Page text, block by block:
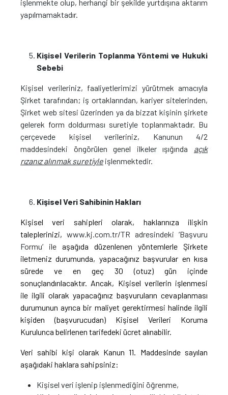
işlenmekte olup, herhangi bir şekilde yurtdışına aktarım
yapılmamaktadır.
Kişisel Verilerin Toplanma Yöntemi ve Hukuki
Sebebi
Kişisel verileriniz, faaliyetlerimizi yürütmek amacıyla
Şirket tarafından; iş ortaklarından, kariyer sitelerinden,
Şirket web sitesi üzerinden ya da bizzat kişinin şirkete
gelerek form doldurması suretiyle toplanmaktadır. Bu
çerçevede kişisel verileriniz, Kanunun 4/2
maddesindeki öngörülen genel ilkeler ışığında açık
rızanız alınmak suretiyle işlenmektedir.
Kişisel Veri Sahibinin Hakları
Kişisel veri sahipleri olarak, haklarınıza ilişkin
taleplerinizi, www.kj.com.tr/TR adresindeki ‘Başvuru
Formu’ ile aşağıda düzenlenen yöntemlerle Şirkete
iletmeniz durumunda, yapacağınız başvurular en kısa
sürede ve en geç 30 (otuz) gün içinde
sonuçlandırılacaktır. Ancak, Kişisel verilerin işlenmesi
ile ilgili olarak yapacağınız başvuruların cevaplanması
durumunun ayrıca bir maliyet gerektirmesi halinde ilgili
kişiden (başvurucudan) Kişisel Verileri Koruma
Kurulunca belirlenen tarifedeki ücret alınabilir.
Veri sahibi kişi olarak Kanun 11. Maddesinde sayılan
aşağıdaki haklara sahipsiniz:
Kişisel veri işlenip işlenmediğini öğrenme,